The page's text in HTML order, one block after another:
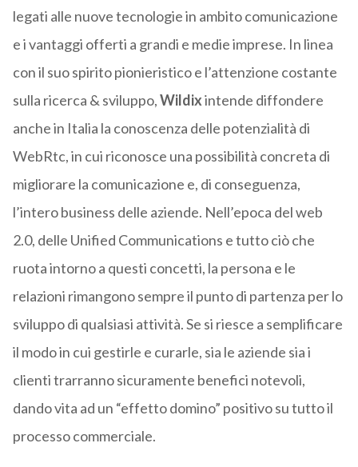
legati alle nuove tecnologie in ambito comunicazione
e i vantaggi offerti a grandi e medie imprese. In linea
con il suo spirito pionieristico e l’attenzione costante
sulla ricerca & sviluppo,Wildixintende diffondere
anche in Italia la conoscenza delle potenzialità di
WebRtc, in cui riconosce una possibilità concreta di
migliorare la comunicazione e, di conseguenza,
l’intero business delle aziende. Nell’epoca del web
2.0, delle Unified Communications e tutto ciò che
ruota intorno a questi concetti, la persona e le
relazioni rimangono sempre il punto di partenza per lo
sviluppo di qualsiasi attività. Se si riesce a semplificare
il modo in cui gestirle e curarle, sia le aziende sia i
clienti trarranno sicuramente benefici notevoli,
dando vita ad un “effetto domino” positivo su tutto il
processo commerciale.